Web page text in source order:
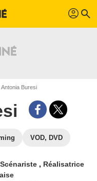
profil search
Antonia Buresi
VOD, DVD
Scénariste , Réalisatrice